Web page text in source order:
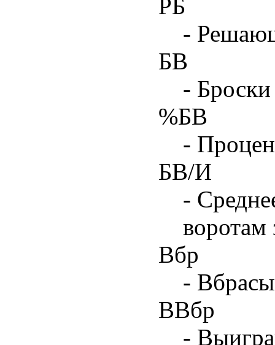
РБ
-
БВ
-
%БВ
-
БВ/И
-
воротам
Вбр
-
ВВбр
-